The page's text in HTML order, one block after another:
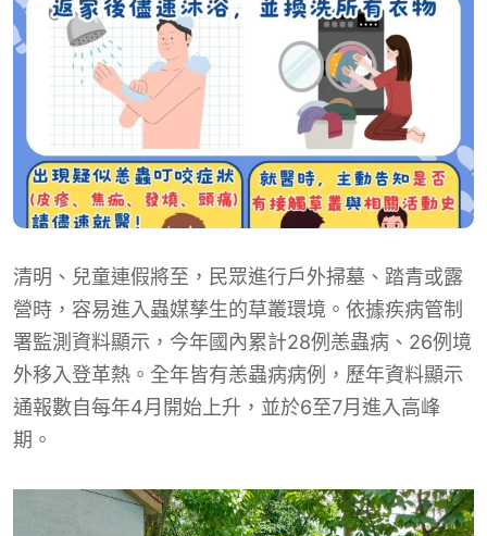
清明、兒童連假將至，民眾進行戶外掃墓、踏青或露
營時，容易進入蟲媒孳生的草叢環境。依據疾病管制
署監測資料顯示，今年國內累計28例恙蟲病、26例境
外移入登革熱。全年皆有恙蟲病病例，歷年資料顯示
通報數自每年4月開始上升，並於6至7月進入高峰
期。